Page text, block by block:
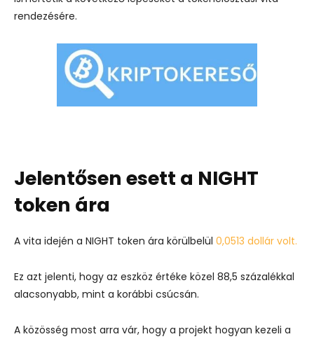
rendezésére.
Jelentősen esett a NIGHT
token ára
A vita idején a NIGHT token ára körülbelül 0,0513 dollár volt.
Ez azt jelenti, hogy az eszköz értéke közel 88,5 százalékkal
alacsonyabb, mint a korábbi csúcsán.
A közösség most arra vár, hogy a projekt hogyan kezeli a